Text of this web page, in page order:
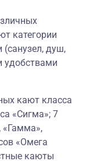
категории
душ,
удобствами
кают класса
«Сигма»; 7
«Гамма»,
«Омега
каюты